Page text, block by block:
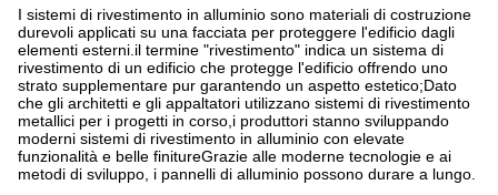
I sistemi di rivestimento in alluminio sono materiali di costruzione
durevoli applicati su una facciata per proteggere l'edificio dagli
elementi esterni.il termine "rivestimento" indica un sistema di
rivestimento di un edificio che protegge l'edificio offrendo uno
strato supplementare pur garantendo un aspetto estetico;Dato
che gli architetti e gli appaltatori utilizzano sistemi di rivestimento
metallici per i progetti in corso,i produttori stanno sviluppando
moderni sistemi di rivestimento in alluminio con elevate
funzionalità e belle finitureGrazie alle moderne tecnologie e ai
metodi di sviluppo, i pannelli di alluminio possono durare a lungo.